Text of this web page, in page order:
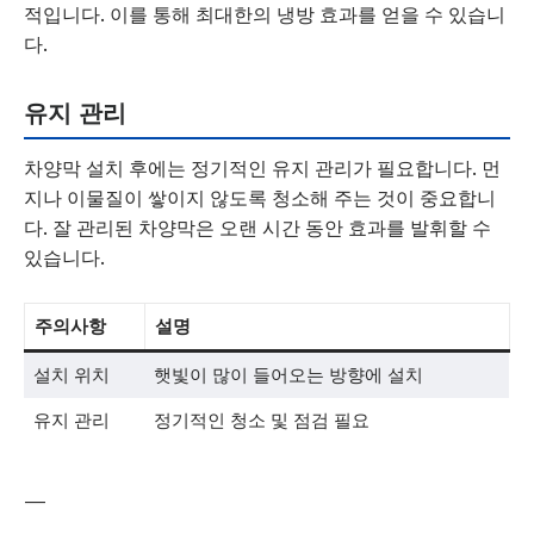
적입니다. 이를 통해 최대한의 냉방 효과를 얻을 수 있습니
다.
유지 관리
차양막 설치 후에는 정기적인 유지 관리가 필요합니다. 먼
지나 이물질이 쌓이지 않도록 청소해 주는 것이 중요합니
다. 잘 관리된 차양막은 오랜 시간 동안 효과를 발휘할 수
있습니다.
주의사항 설명
설치 위치 햇빛이 많이 들어오는 방향에 설치
유지 관리 정기적인 청소 및 점검 필요
—